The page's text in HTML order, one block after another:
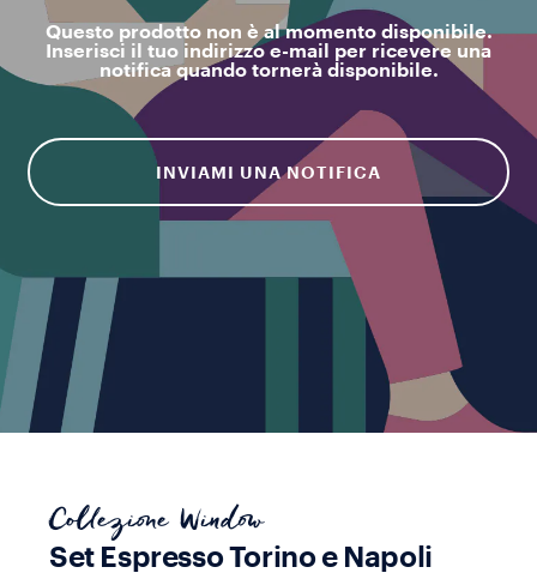
Questo prodotto non è al momento disponibile.
Inserisci il tuo indirizzo e-mail per ricevere una
notifica quando tornerà disponibile.
INVIAMI UNA NOTIFICA
Collezione Window
Set Espresso Torino e Napoli